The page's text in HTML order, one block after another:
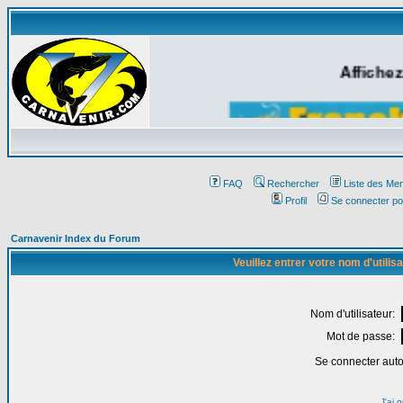
FAQ Rechercher
Liste des
Profil
Se connecter
Carnavenir Index du Forum
Veuillez entrer votre nom
Nom d'utilisateur:
Mot de passe:
Se connecter